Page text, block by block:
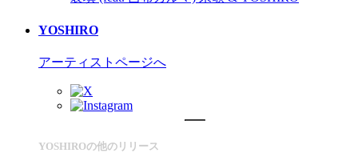
YOSHIRO
アーティストページへ
YOSHIROの他のリリース